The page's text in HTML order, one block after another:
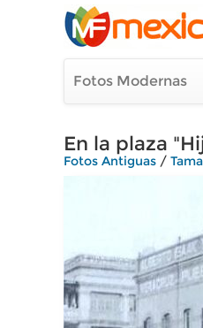
Fotos Modernas
En la plaza
Fotos Antiguas /